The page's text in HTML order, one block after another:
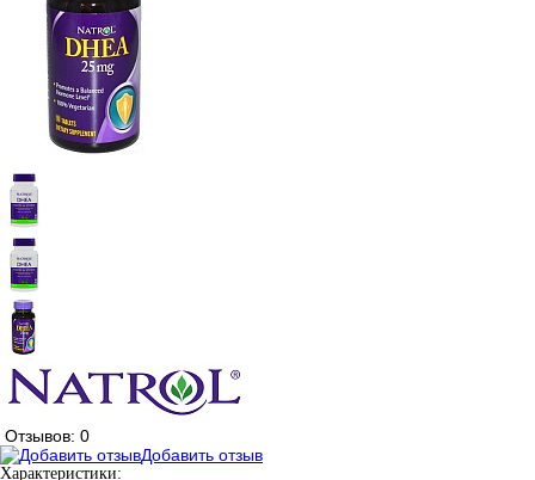
Отзывов: 0
Добавить отзыв
Характеристики: